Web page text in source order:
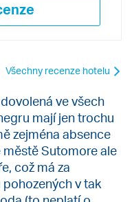
Všechny recenze hotelu
ve všech
mají jen trochu
zejména absence
Sutomore ale
což má za
v tak